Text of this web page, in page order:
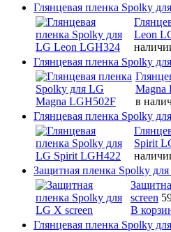
Глянцевая пленка Spolky
Leon
Глянцевая пленка Spolky
Magna
в
Глянцевая пленка Spolky
Spirit
Защитная пленка Spolky
screen
В
Глянцевая пленка Spolky